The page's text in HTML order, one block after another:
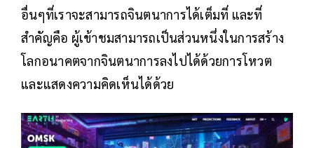
อื่นๆที่เราจะสามารถจินตนาการได้เต็มที่ และที่
สำคัญคือ ผู้เข้าชมสามารถเป็นส่วนหนึ่งในการสร้าง
โลกอนาคตจากจินตนาการลงไปได้ด้วยการโหวต
และแสดงความคิดเห็นได้ด้วย